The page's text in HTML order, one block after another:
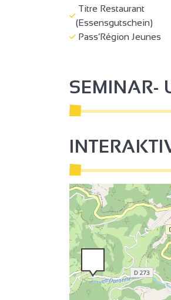
Titre Restaurant
(Essensgutschein)
Pass’Région Jeunes
SEMINAR-